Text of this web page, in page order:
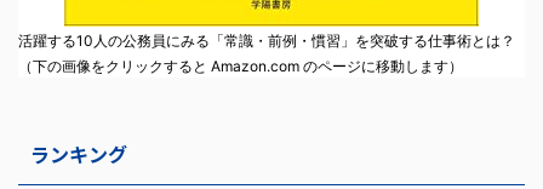
活躍する10人の公務員にみる「常識・前例・慣習」を突破する仕事術とは？
（下の画像をクリックすると Amazon.com のページに移動します）
ランキング